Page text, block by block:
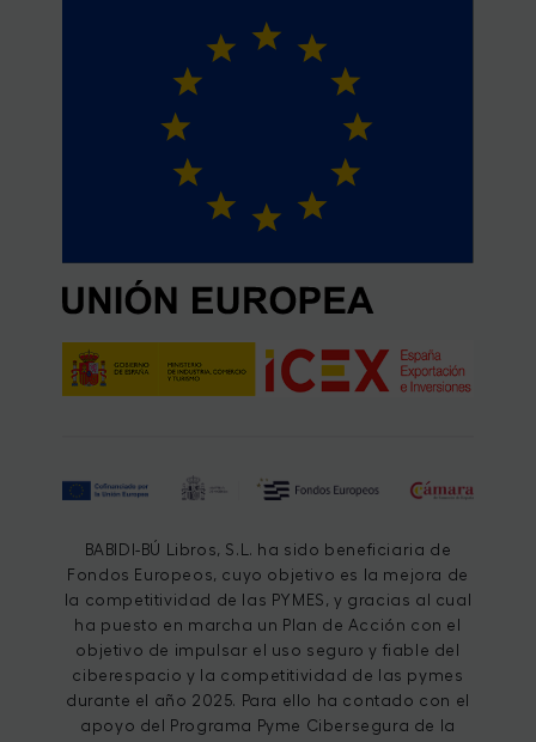
BABIDI-BÚ Libros, S.L. ha sido beneficiaria de
Fondos Europeos, cuyo objetivo es la mejora de
la competitividad de las PYMES, y gracias al cual
ha puesto en marcha un Plan de Acción con el
objetivo de impulsar el uso seguro y fiable del
ciberespacio y la competitividad de las pymes
durante el año 2025. Para ello ha contado con el
apoyo del Programa Pyme Cibersegura de la